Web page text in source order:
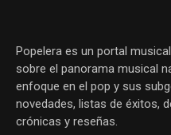
Popelera es un portal
sobre el panorama musical
enfoque en el pop y sus
novedades, listas de éxitos,
crónicas y reseñas.